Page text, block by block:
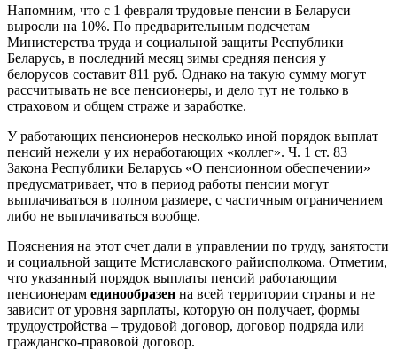
Напомним, что с 1 февраля трудовые пенсии в Беларуси
выросли на 10%. По предварительным подсчетам
Министерства труда и социальной защиты Республики
Беларусь, в последний месяц зимы средняя пенсия у
белорусов составит 811 руб. Однако на такую сумму могут
рассчитывать не все пенсионеры, и дело тут не только в
страховом и общем страже и заработке.
У работающих пенсионеров несколько иной порядок выплат
пенсий нежели у их неработающих «коллег». Ч. 1 ст. 83
Закона Республики Беларусь «О пенсионном обеспечении»
предусматривает, что в период работы пенсии могут
выплачиваться в полном размере, с частичным ограничением
либо не выплачиваться вообще.
Пояснения на этот счет дали в управлении по труду, занятости
и социальной защите Мстиславского райисполкома. Отметим,
что указанный порядок выплаты пенсий работающим
пенсионерам единообразен на всей территории страны и не
зависит от уровня зарплаты, которую он получает, формы
трудоустройства – трудовой договор, договор подряда или
гражданско-правовой договор.